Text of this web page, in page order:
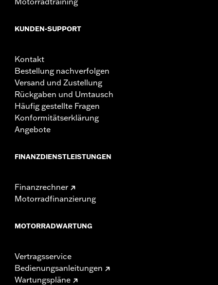
KUNDEN-SUPPORT
Kontakt
Bestellung nachverfolgen
Versand und Zustellung
Rückgaben und Umtausch
Häufig gestellte Fragen
Konformitätserklärung
Angebote
FINANZDIENSTLEISTUNGEN
Finanzrechner
Motorradfinanzierung
MOTORRADWARTUNG
Vertragsservice
Bedienungsanleitungen
Wartungspläne